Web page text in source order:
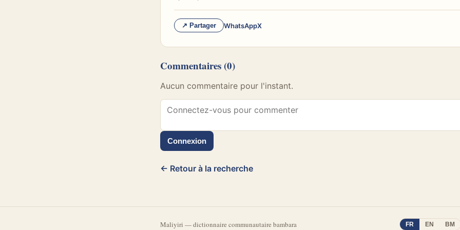
↗ Partager WhatsAppX
Commentaires (0)
Aucun commentaire pour l'instant.
Connexion
← Retour à la recherche
Maliyiri —dictionnaire communautaire bambara FR EN BM